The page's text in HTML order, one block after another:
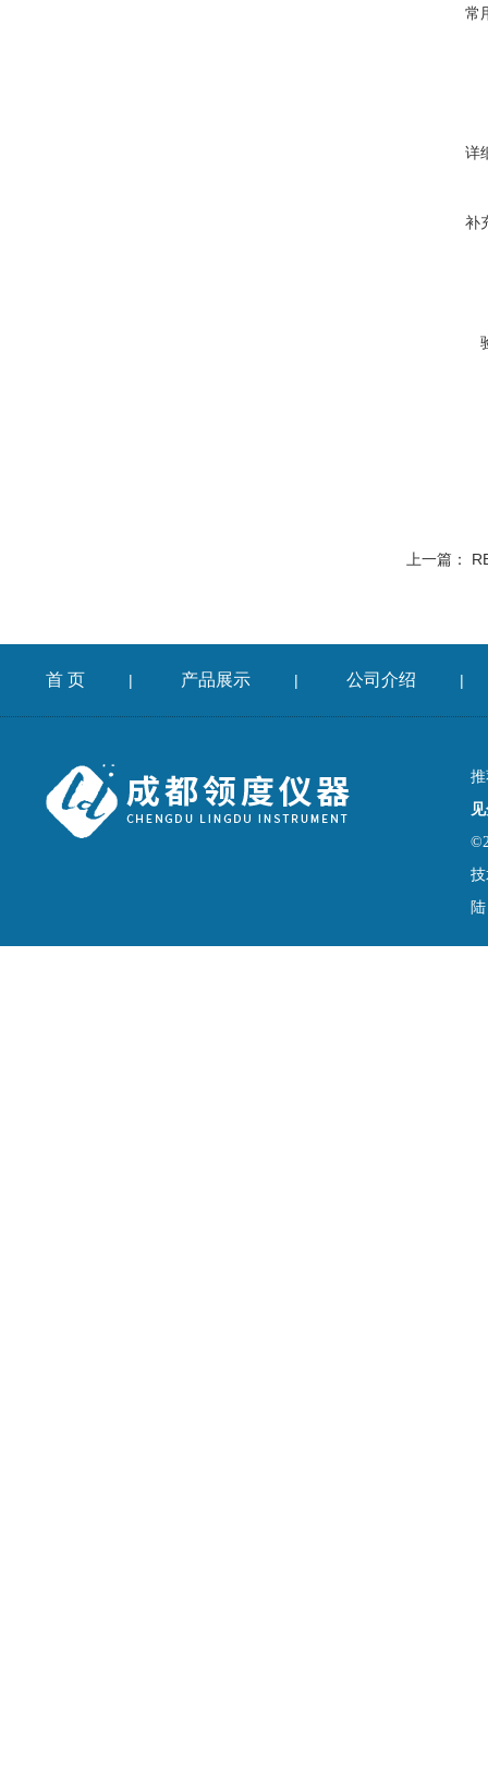
常
详
补
上一篇：
首 页 | 产品展示 | 公司介绍 |
陆